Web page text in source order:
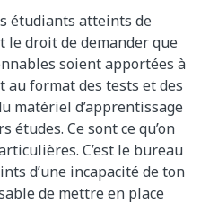
étudiants atteints de
le droit de demander que
soient apportées à
au format des tests et des
matériel d’apprentissage
études. Ce sont ce qu’on
C’est le bureau
d’une incapacité de ton
de mettre en place